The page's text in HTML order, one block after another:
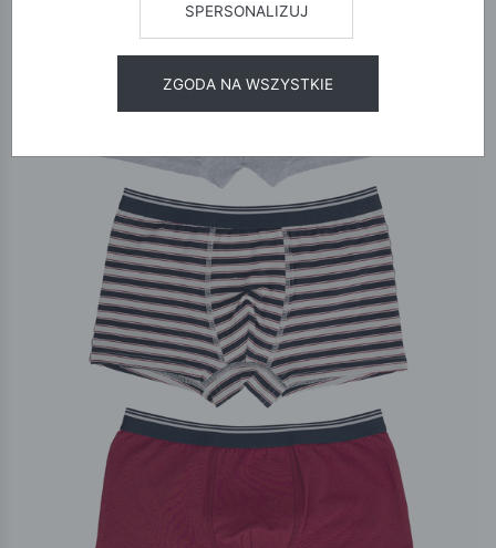
SPERSONALIZUJ
ZGODA NA WSZYSTKIE